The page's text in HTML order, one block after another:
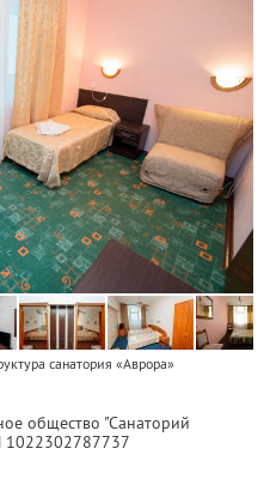
санатория «Аврора»
общество "Санаторий
1022302787737